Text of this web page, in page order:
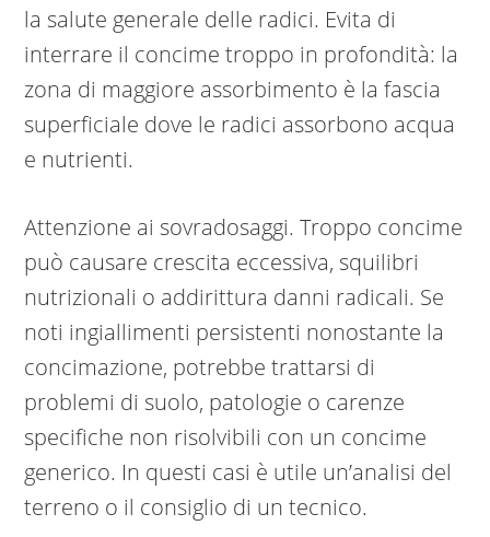
la salute generale delle radici. Evita di
interrare il concime troppo in profondità: la
zona di maggiore assorbimento è la fascia
superficiale dove le radici assorbono acqua
e nutrienti.
Attenzione ai sovradosaggi. Troppo concime
può causare crescita eccessiva, squilibri
nutrizionali o addirittura danni radicali. Se
noti ingiallimenti persistenti nonostante la
concimazione, potrebbe trattarsi di
problemi di suolo, patologie o carenze
specifiche non risolvibili con un concime
generico. In questi casi è utile un’analisi del
terreno o il consiglio di un tecnico.